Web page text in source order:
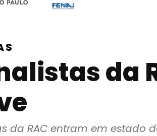
da
da RAC entram em estado